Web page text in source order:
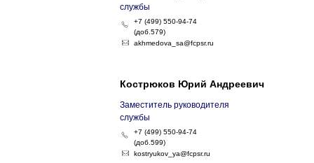
Заместитель руководителя
службы
Кострюков Юрий Андреевич
kostryukov_ya@fcpsr.ru
+7 (499) 550-94-74
(доб.599)
службы
akhmedova_sa@fcpsr.ru
+7 (499) 550-94-74
(доб.579)